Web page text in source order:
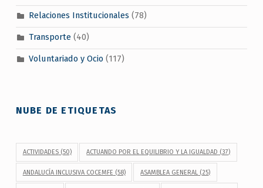
Relaciones Institucionales (78)
Transporte(40)
Voluntariado y Ocio (117)
NUBE DE ETIQUETAS
ACTIVIDADES(50) ACTUANDO POR EL EQUILIBRIO Y LA IGUALDAD (37)
ANDALUCÍA INCLUSIVA COCEMFE (58) ASAMBLEA GENERAL (25)